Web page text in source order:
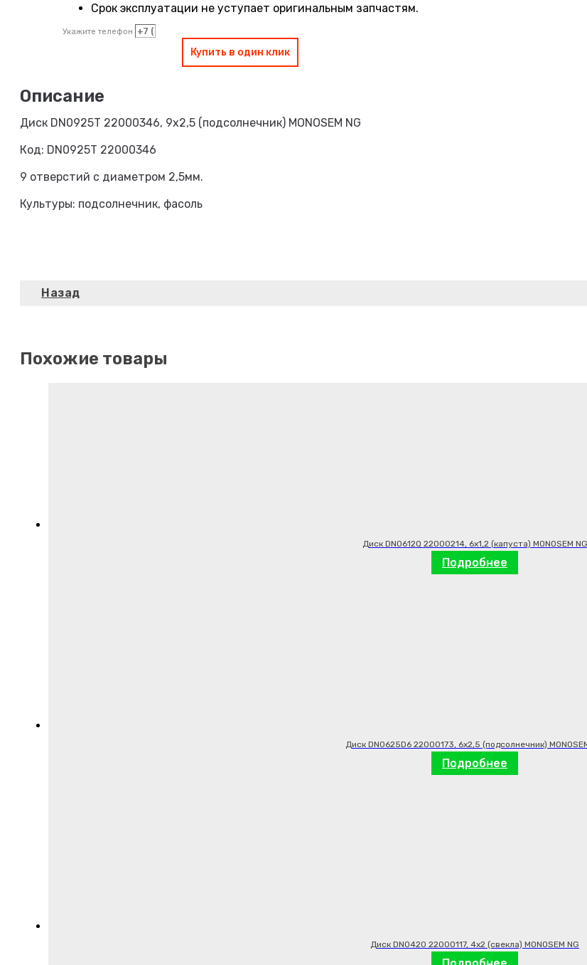
Срок эксплуатации не уступает оригинальным запчастям.
Укажите телефон
Купить в один клик
Диск DN0925T 22000346, 9х2,5 (подсолнечник) MONOSEM NG
Код: DN0925T 22000346
9 отверстий с диаметром 2,5мм.
Культуры: подсолнечник, фасоль
Похожие товары
Диск DN0612Q 22000214, 6х1,2 (капуста) MONOSEM NG
Подробнее
Диск DN0625D6 22000173, 6х2,5 (подсолнечник)
Подробнее
Диск DN0420 22000117, 4х2 (свекла) MONOSEM NG